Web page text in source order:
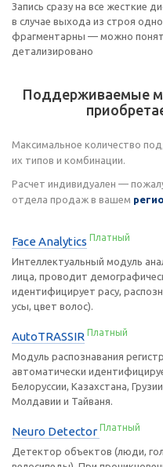
Запись сразу на все жесткие
в случае выхода из строя
фрагментарны — можно
детализировано
Поддерживаемые
Максимальное количество
их типов и комбинации.
Расчет индивидуален —
отдела продаж в вашем
Face Analytics Платный
Интеллектуальный модуль
лица, проводит
идентифицирует расу,
усы, цвет волос).
AutoTRASSIR Платный
Модуль распознавания
автоматически
Белоруссии, Казахстана,
Молдавии и Тайваня.
Neuro Detector Платный
Детектор объектов (люди,